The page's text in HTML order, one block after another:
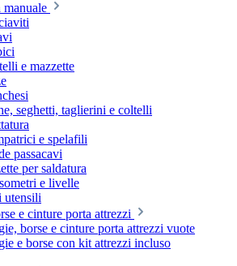
e mazzette
seghetti, taglierini e coltelli
e spelafili
passacavi
per saldatura
e livelle
utensili
e cinture porta attrezzi
borse e cinture porta attrezzi vuote
e borse con kit attrezzi incluso